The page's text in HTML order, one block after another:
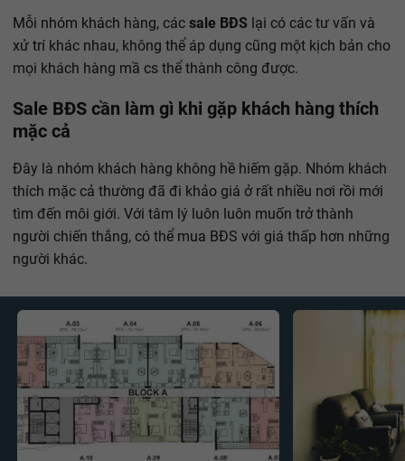
Mỗi nhóm khách hàng, các sale BĐS lại có các tư vấn và
xử trí khác nhau, không thể áp dụng cũng một kịch bản cho
mọi khách hàng mầ cs thể thành công được.
Sale BĐS cần làm gì khi gặp khách hàng thích
mặc cả
Đây là nhóm khách hàng không hề hiếm gặp. Nhóm khách
thích mặc cả thường đã đi khảo giá ở rất nhiều nơi rồi mới
tìm đến môi giới. Với tâm lý luôn luôn muốn trở thành
người chiến thắng, có thể mua BĐS với giá thấp hơn những
người khác.